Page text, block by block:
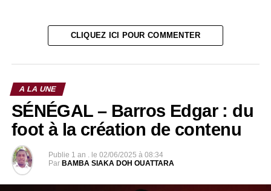
magie du live, dans une ambiance surchauffée comme un
night club à trois heures du matin, oscillait entre ferveur et
mot était de mise : s’abandonner dans ce grand raout.
CLIQUEZ ICI POUR COMMENTER
A LA UNE
SÉNÉGAL – Barros Edgar : du
foot à la création de contenu
Publie 1 an . le 02/06/2025 à 08:34
Par BAMBA SIAKA DOH OUATTARA